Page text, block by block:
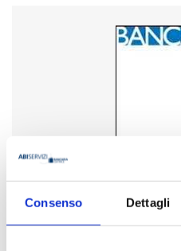
Consenso Dettagli